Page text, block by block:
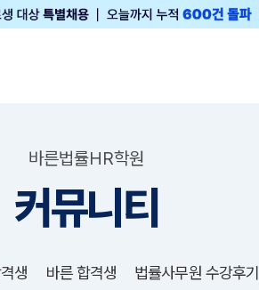
바른법률HR학원
커뮤니티
생 바른 합격생 법률사무원 수강후기